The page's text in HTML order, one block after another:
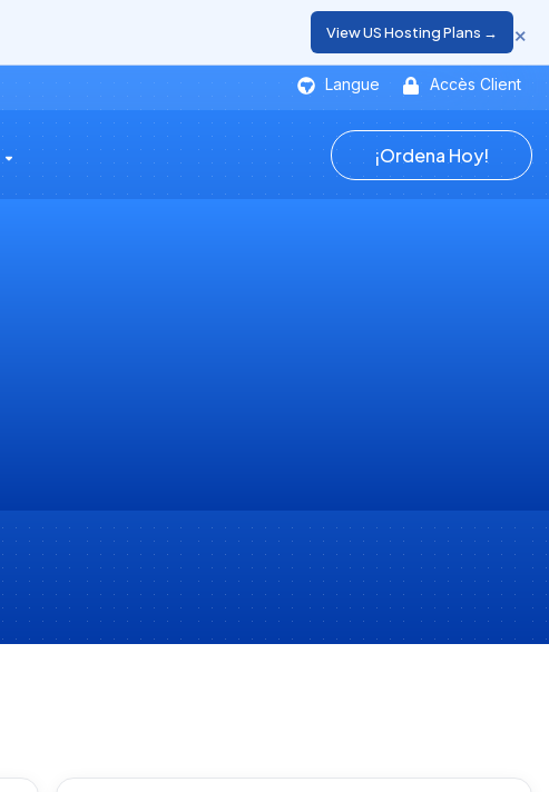
Langue Accès Client
¡Ordena Hoy!
View US Hosting Plans → ×